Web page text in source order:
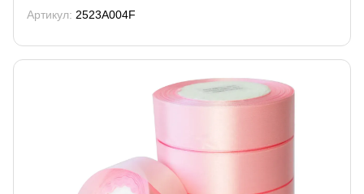
Артикул: 2523A004F